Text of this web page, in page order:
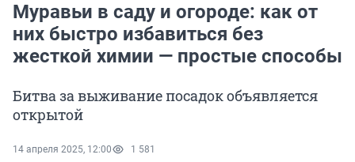
Муравьи в саду и огороде: как от
них быстро избавиться без
жесткой химии — простые способы
Битва за выживание посадок объявляется
открытой
14 апреля 2025, 12:00 1 581